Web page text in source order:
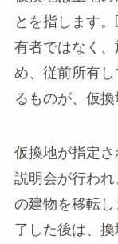
とを指します
有者ではなく
め、従前所有
るものが、仮換
仮換地が指定
説明会が行わ
の建物を移転
了した後は、